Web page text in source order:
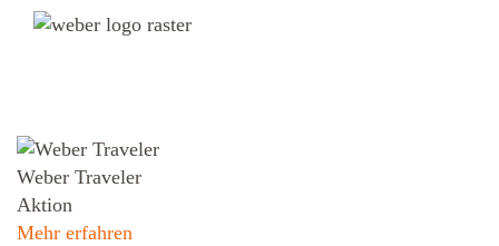
Weber Traveler
Aktion
Mehr erfahren